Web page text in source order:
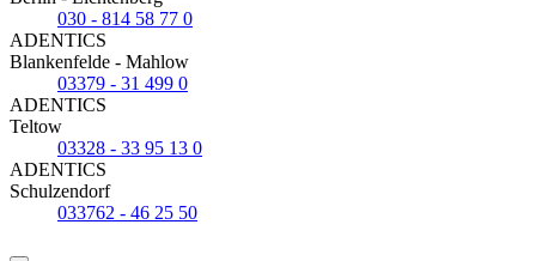
030 - 814 58 77 0
ADENTICS
Blankenfelde - Mahlow
03379 - 31 499 0
ADENTICS
Teltow
03328 - 33 95 13 0
ADENTICS
Schulzendorf
033762 - 46 25 50